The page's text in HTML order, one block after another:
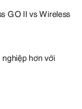
GO II vs Wireless
hơn với